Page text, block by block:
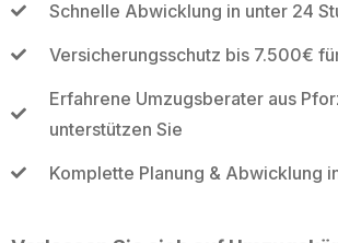
Schnelle Abwicklung in unter 24
Versicherungsschutz bis 7.500€
Erfahrene Umzugsberater aus
unterstützen Sie
Komplette Planung & Abwicklung